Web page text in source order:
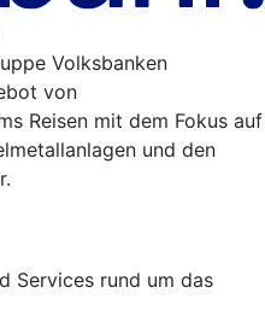
Volksbanken
von
Reisen mit dem Fokus auf
und den
Services rund um das